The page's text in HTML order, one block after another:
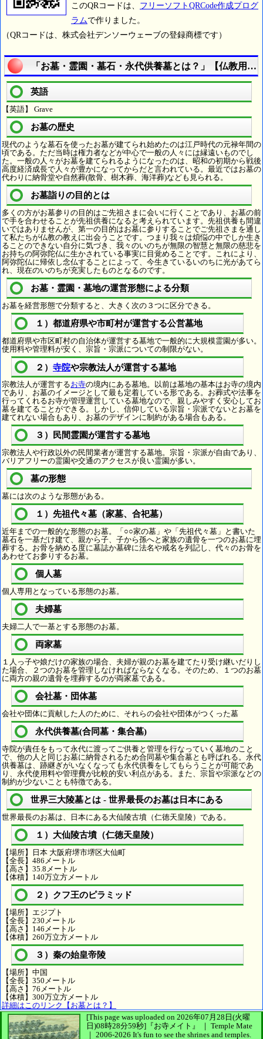
このQRコードは、 フリーソフトQRCode作成プログ
ラムで作りました。
（QRコードは、株式会社デンソーウェーブの登録商標です）
「お墓・霊園・墓石・永代供養墓とは？」【仏教用語
英語
【英語】 Grave
お墓の歴史
現代のような墓石を使ったお墓が建てられ始めたのは江戸時代の元禄年間の
頃である。ただ当時は権力者などが中心で一般の人々には縁遠いものでし
た。一般の人々がお墓を建てられるようになったのは、昭和の初期から戦後
高度経済成長で人々が豊かになってからだと言われている。最近ではお墓の
代わりに納骨堂や自然葬(散骨、樹木葬、海洋葬)なども見られる。
お墓詣りの目的とは
多くの方がお墓参りの目的はご先祖さまに会いに行くことであり、お墓の前
で手を合わせることが先祖供養になると考えられています。先祖供養も間違
いではありませんが、第一の目的はお墓に参りすることでご先祖さまを通し
て私たちが仏教の教えに出会うことです。つまり我々は煩悩の中でしか生き
ることのできない自分に気づき、我々のいのちが無限の智慧と無限の慈悲を
お持ちの阿弥陀仏に生かされている事実に目覚めることです。これにより、
阿弥陀仏に帰依し念仏することによって、今生きているいのちに光があてら
れ、現在のいのちが充実したものとなるのです。
お墓・霊園・墓地の運営形態による分類
お墓を経営形態で分類すると、大きく次の３つに区分できる。
１）都道府県や市町村が運営する公営墓地
都道府県や市区町村の自治体が運営する墓地で一般的に大規模霊園が多い。
使用料や管理料が安く、宗旨・宗派についての制限がない。
２） 寺院や宗教法人が運営する墓地
宗教法人が運営するお寺の境内にある墓地。以前は墓地の基本はお寺の境内
であり、お墓のイメージとして最も定着している形である。お葬式や法事を
行ってくれるお寺が管理運営している墓地なので、親しみやすく安心してお
墓を建てることができる。しかし、信仰している宗旨・宗派でないとお墓を
建てれない場合もあり、お墓のデザインに制約がある場合もある。
３）民間霊園が運営する墓地
宗教法人や行政以外の民間業者が運営する墓地。宗旨・宗派が自由であり、
バリアフリーの霊園や交通のアクセスが良い霊園が多い。
墓の形態
墓には次のような形態がある。
１）先祖代々墓（家墓、合祀墓）
近年までの一般的な形態のお墓。「○○家の墓」や「先祖代々墓」と書いた
墓石を一基だけ建て、親から子、子から孫へと家族の遺骨を一つのお墓に埋
葬する。お骨を納める度に墓誌か墓碑に法名や戒名を列記し、代々のお骨を
あわせてお参りするお墓。
個人墓
個人専用となっている形態のお墓。
夫婦墓
夫婦二人で一基とする形態のお墓。
両家墓
１人っ子や娘だけの家族の場合、夫婦が親のお墓を建てたり受け継いだりし
た場合、２つのお墓を管理しなければならなくなる。そのため、１つのお墓
に両方の親の遺骨を埋葬するのが両家墓である。
会社墓・団体墓
会社や団体に貢献した人のために、それらの会社や団体がつくった墓
永代供養墓(合同墓・集合墓)
寺院が責任をもって永代に渡ってご供養と管理を行なっていく墓地のこと
で、他の人と同じお墓に納骨されるため合同墓や集合墓とも呼ばれる。永代
供養墓は、跡継ぎがいなくなっても永代供養をしてもらうことが可能であ
り、永代使用料や管理費が比較的安い利点がある。また、宗旨や宗派などの
制約が少ないことも特徴である。
世界三大陵墓とは - 世界最長のお墓は日本にある
世界最長のお墓は、日本にある大仙陵古墳（仁徳天皇陵）である。
１）大仙陵古墳（仁徳天皇陵）
【場所】日本 大阪府堺市堺区大仙町
【全長】486メートル
【高さ】35.8メートル
【体積】140万立方メートル
２）クフ王のピラミッド
【場所】エジプト
【全長】230メートル
【高さ】146メートル
【体積】260万立方メートル
３）秦の始皇帝陵
【場所】中国
【全長】350メートル
【高さ】76メートル
【体積】300万立方メートル
詳細はこのリンク【お墓とは？】
[This page was uploaded on 2026年07月28日(火曜
日)08時28分59秒] 『お寺メイト』 ｜ Temple Mate
｜ 2006-2026 It's fun to see the shrines and temples.